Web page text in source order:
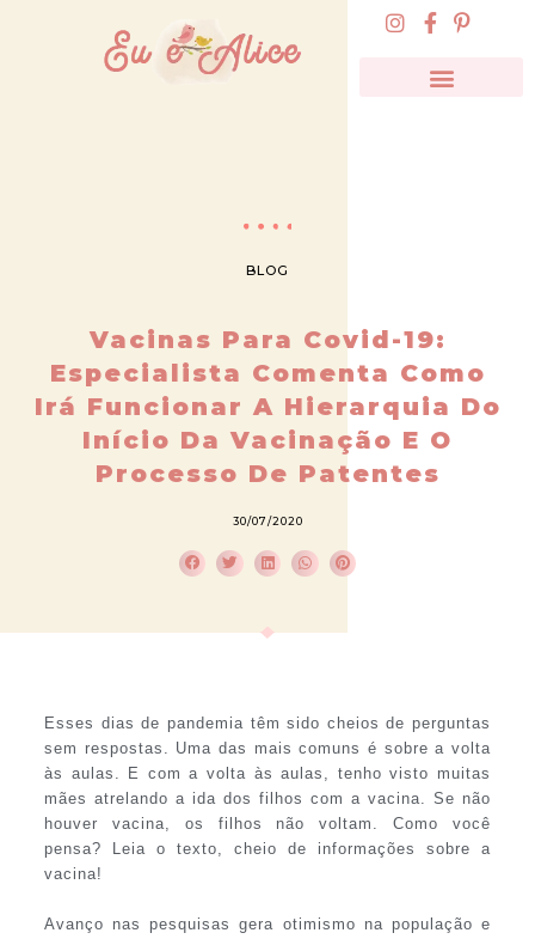
BLOG
Vacinas Para Covid-19:
Especialista Comenta Como
Irá Funcionar A Hierarquia Do
Início Da Vacinação E O
Processo De Patentes
30/07/2020
Esses dias de pandemia têm sido cheios de perguntas
sem respostas. Uma das mais comuns é sobre a volta
às aulas. E com a volta às aulas, tenho visto muitas
mães atrelando a ida dos filhos com a vacina. Se não
houver vacina, os filhos não voltam. Como você
pensa? Leia o texto, cheio de informações sobre a
vacina!
Avanço nas pesquisas gera otimismo na população e